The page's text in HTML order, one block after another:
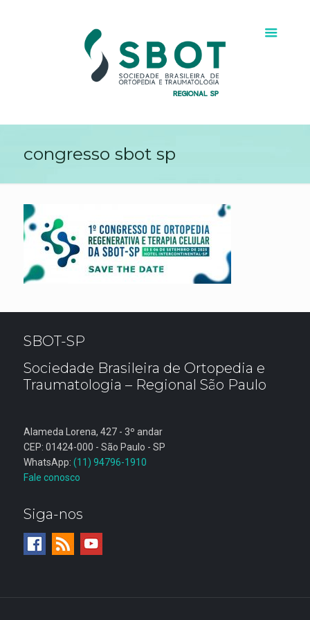
congresso sbot sp
SBOT-SP
Sociedade Brasileira de Ortopedia e
Traumatologia – Regional São Paulo
Alameda Lorena, 427 - 3º andar
CEP: 01424-000 - São Paulo - SP
WhatsApp: (11) 94796-1910
Fale conosco
Siga-nos